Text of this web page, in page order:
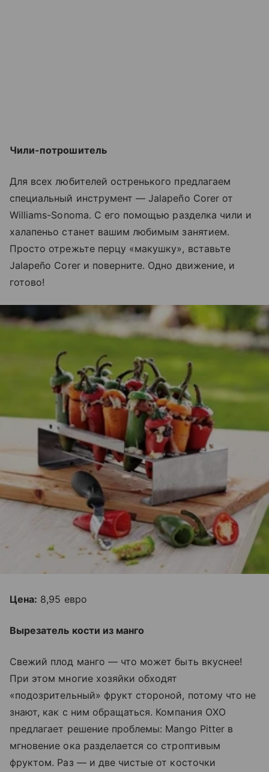
Чили-потрошитель
Для всех любителей остренького предлагаем
специальный инструмент — Jalapeño Corer от
Williams-Sonoma. С его помощью разделка чили и
халапеньо станет вашим любимым занятием.
Просто отрежьте перцу «макушку», вставьте
Jalapeño Corer и поверните. Одно движение, и
готово!
Цена: 8,95 евро
Вырезатель кости из манго
Свежий плод манго — что может быть вкуснее!
При этом многие хозяйки обходят
«подозрительный» фрукт стороной, потому что не
знают, как с ним обращаться. Компания ОХО
предлагает решение проблемы: Mango Pitter в
мгновение ока разделается со строптивым
фруктом. Раз — и две чистые от косточки